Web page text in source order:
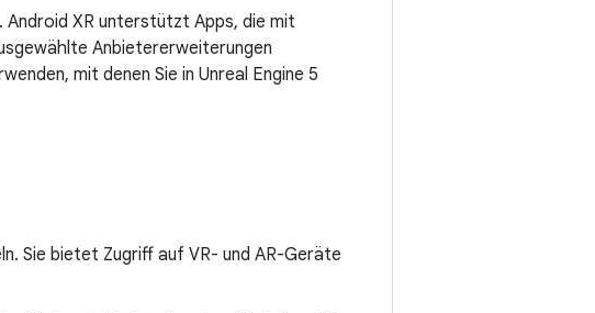
Android XR unterstützt Apps, die mit
Anbietererweiterungen
mit denen Sie in Unreal Engine 5
Sie bietet Zugriff auf VR- und AR-Geräte